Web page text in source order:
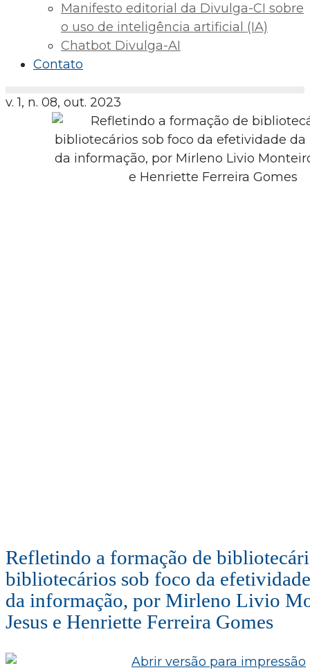
Manifesto editorial da Divulga-CI sobre
o uso de inteligência artificial (IA)
Chatbot Divulga-AI
Contato
v. 1, n. 08, out. 2023
Refletindo a formação de
bibliotecários sob foco da
da informação, por Mirleno Livio
Jesus e Henriette Ferreira Gomes